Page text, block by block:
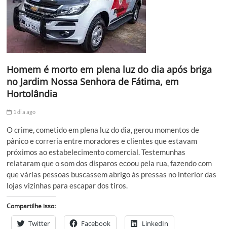
Homem é morto em plena luz do dia após briga
no Jardim Nossa Senhora de Fátima, em
Hortolândia
1 dia ago
O crime, cometido em plena luz do dia, gerou momentos de
pânico e correria entre moradores e clientes que estavam
próximos ao estabelecimento comercial. Testemunhas
relataram que o som dos disparos ecoou pela rua, fazendo com
que várias pessoas buscassem abrigo às pressas no interior das
lojas vizinhas para escapar dos tiros.
Compartilhe isso:
Twitter Facebook LinkedIn